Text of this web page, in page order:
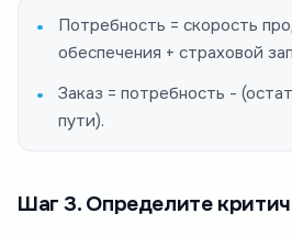
Потребность = скорость
обеспечения + страховой
Заказ = потребность -
пути).
Шаг 3. Определите